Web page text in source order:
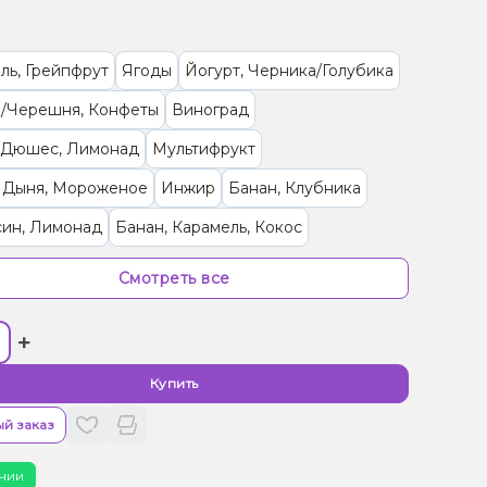
Грейпфрут Ягоды
Йогурт, Черника/Голубика
Черешня, Конфеты
Виноград
Дюшес, Лимонад
Мультифрукт
Дыня, Мороженое
Инжир
Банан, Клубника
Лимонад
Банан, Карамель, Кокос
Манго, Персик
Лимонад, Малина
Конфеты, Ягоды
Папайя
Бузина, Лайм
(фруктовая)
Кактус, Лайм
Мультифрукт
Смотреть все
+
Купить
заказ